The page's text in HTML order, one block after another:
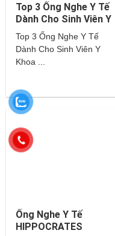
Top 3 Ống Nghe Y Tế
Dành Cho Sinh Viên Y
Khoa – Littmann,
Hippocrates,…
Top 3 Ống Nghe Y Tế
Dành Cho Sinh Viên Y
Khoa ...
Ống Nghe Y Tế
HIPPOCRATES